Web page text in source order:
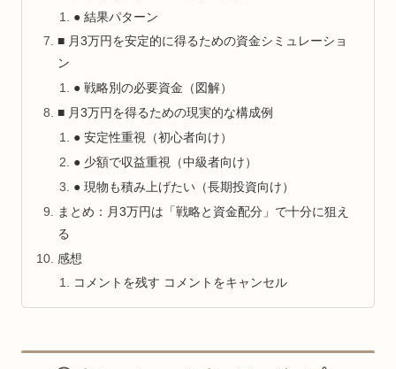
● 結果パターン
■ 月3万円を安定的に得るための資金シミュレーショ
ン
● 戦略別の必要資金（図解）
■ 月3万円を得るための現実的な構成例
● 安定性重視（初心者向け）
● 少額で収益重視（中級者向け）
● 現物も積み上げたい（長期投資向け）
まとめ：月3万円は「戦略と資金配分」で十分に狙え
る
感想
コメントを残す コメントをキャンセル